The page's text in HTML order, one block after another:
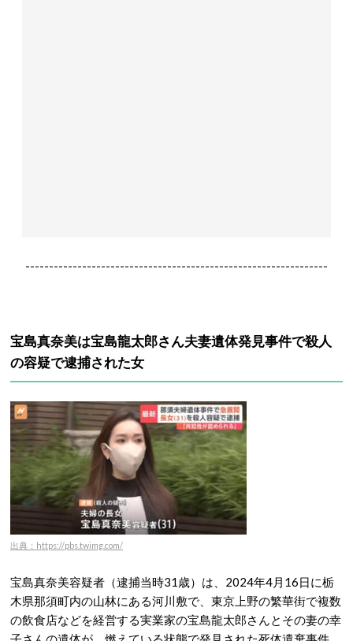
----------------------------------------------------------------
宝島真奈美は宝島龍太郎さん夫妻遺体発見事件で殺人
の容疑で逮捕された女
出典：https://pbs.twimg.com/
宝島真奈美容疑者（逮捕当時31歳）は、2024年4月16日に栃
木県那須町内の山林にある河川敷で、東京上野の繁華街で複数
の飲食店などを経営する実業家の宝島龍太郎さんとその妻の幸